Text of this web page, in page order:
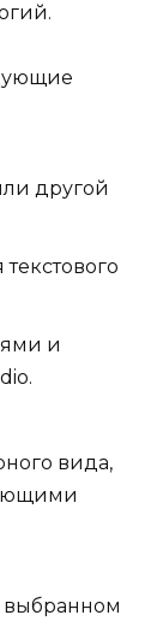
другой
и
вида,
выбранном